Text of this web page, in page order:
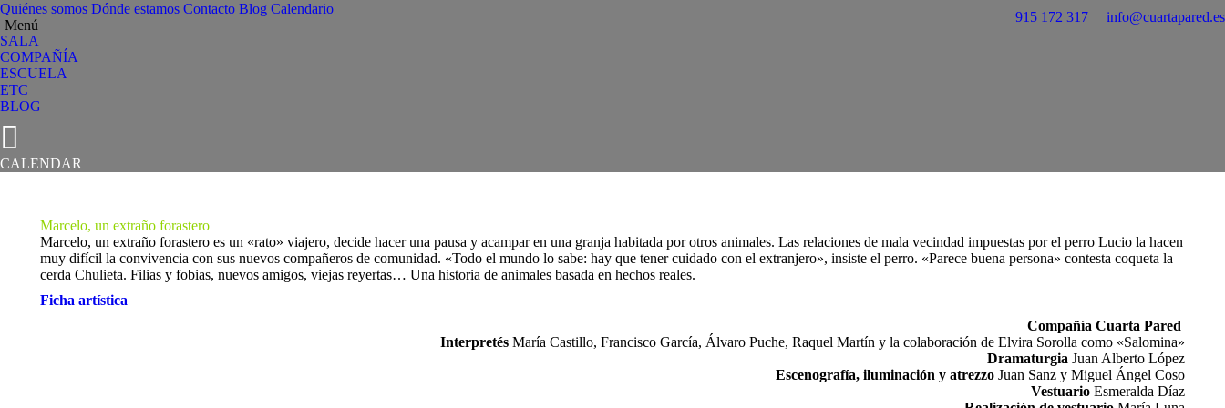
Quiénes somos Dónde estamos Contacto Blog Calendario
Menú
915 172 317
info@cuartapared.es
SALA
COMPAÑÍA
ESCUELA
ETC
BLOG
CALENDAR
página
en
una
ventana
nueva
página
en
una
ventana
página
en
una
ventana
página
en
una
ventana
página
una
ventana
Marcelo, un extraño forastero
Marcelo, un extraño forastero es un «rato» viajero, decide hacer una pausa y acampar en una granja habitada por otros animales. Las relaciones de mala vecindad impuestas por el perro Lucio la hacen
muy difícil la convivencia con sus nuevos compañeros de comunidad. «Todo el mundo lo sabe: hay que tener cuidado con el extranjero», insiste el perro. «Parece buena persona» contesta coqueta la
cerda Chulieta. Filias y fobias, nuevos amigos, viejas reyertas… Una historia de animales basada en hechos reales.
Ficha artística
Compañía Cuarta Pared
Interpretés María Castillo, Francisco García, Álvaro Puche, Raquel Martín y la colaboración de Elvira Sorolla como «Salomina»
Dramaturgia Juan Alberto López
Escenografía, iluminación y atrezzo Juan Sanz y Miguel Ángel Coso
Vestuario Esmeralda Díaz